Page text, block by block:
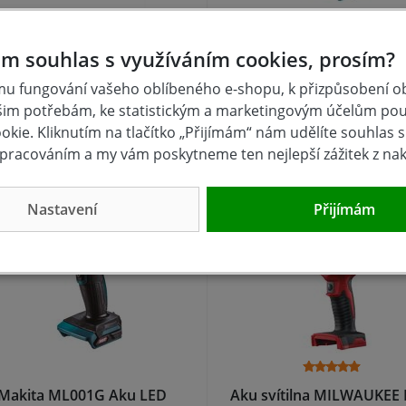
reflektor LED 35W 18V
XTline
skladem
Kč Koupit
Aku LED svítilna Li-ion
14,4V + 18V
skladem
757 Kč
ML001G Aku LED
Aku svítilna MILWAUKEE
souhlas s využíváním cookies, prosím?
fungování vašeho oblíbeného e-shopu, k přizpůsobení
potřebám, ke statistickým a marketingovým účelům
Kliknutím na tlačítko „Přijímám“ nám udělíte souhlas
a my vám poskytneme ten nejlepší zážitek z
Nastavení Přijímám